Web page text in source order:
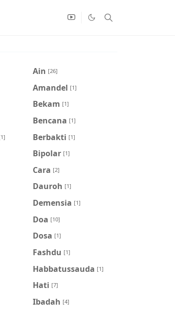
Ain [26]
Amandel [1]
Bekam [1]
Bencana [1]
Berbakti [1]
Bipolar [1]
Cara [2]
Dauroh [1]
Demensia [1]
Doa [10]
Dosa [1]
Fashdu [1]
Habbatussauda [1]
Hati [7]
Ibadah [4]